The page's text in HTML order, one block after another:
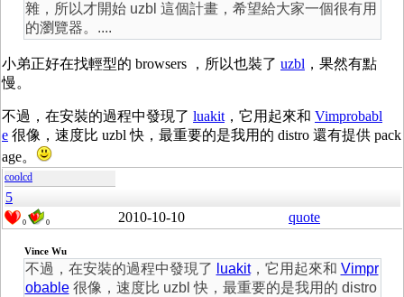
雜，所以才開始 uzbl 這個計畫，希望給大家一個很有用
的瀏覽器。....
小弟正好在找輕型的 browsers ，所以也裝了 uzbl ，果然有點
慢。
不過，在安裝的過程中發現了 luakit，它用起來和 Vimprobabl
e 很像，速度比 uzbl 快，最重要的是我用的 distro 還有提供 pack
age。
coolcd
5
0 0 2010-10-10 quote
Vince Wu
不過，在安裝的過程中發現了 luakit，它用起來和 Vimpr
obable很像，速度比 uzbl 快，最重要的是我用的 distro